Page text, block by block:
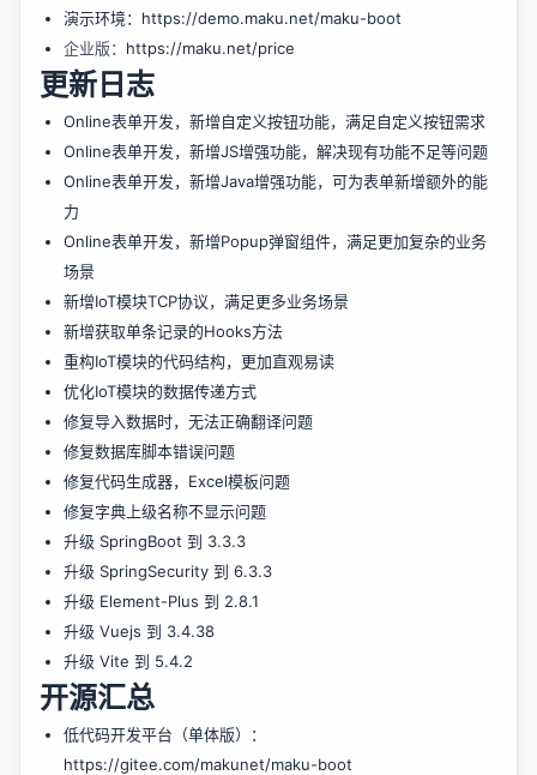
演示环境： https://demo.maku.net/maku-boot
企业版： https://maku.net/price
更新日志
Online表单开发，新增自定义按钮功能，满足自定义按钮需求
Online表单开发，新增JS增强功能，解决现有功能不足等问题
Online表单开发，新增Java增强功能，可为表单新增额外的能
力
Online表单开发，新增Popup弹窗组件，满足更加复杂的业务
场景
新增IoT模块TCP协议，满足更多业务场景
新增获取单条记录的Hooks方法
重构IoT模块的代码结构，更加直观易读
优化IoT模块的数据传递方式
修复导入数据时，无法正确翻译问题
修复数据库脚本错误问题
修复代码生成器，Excel模板问题
修复字典上级名称不显示问题
升级 SpringBoot 到 3.3.3
升级 SpringSecurity 到 6.3.3
升级 Element-Plus 到 2.8.1
升级 Vuejs 到 3.4.38
升级 Vite 到 5.4.2
开源汇总
低代码开发平台（单体版）：
https://gitee.com/makunet/maku-boot